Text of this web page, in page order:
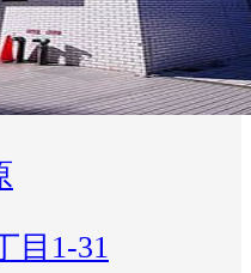
目1-31